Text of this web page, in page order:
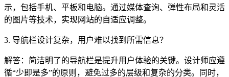
示，包括手机、平板和电脑。通过媒体查询、弹性布局和灵活
的图片等技术，实现网站的自适应调整。
3. 导航栏设计复杂，用户难以找到所需信息？
解答：简洁明了的导航栏是提升用户体验的关键。设计师应遵
循“少即是多”的原则，避免过多的层级和复杂的分类。同时，